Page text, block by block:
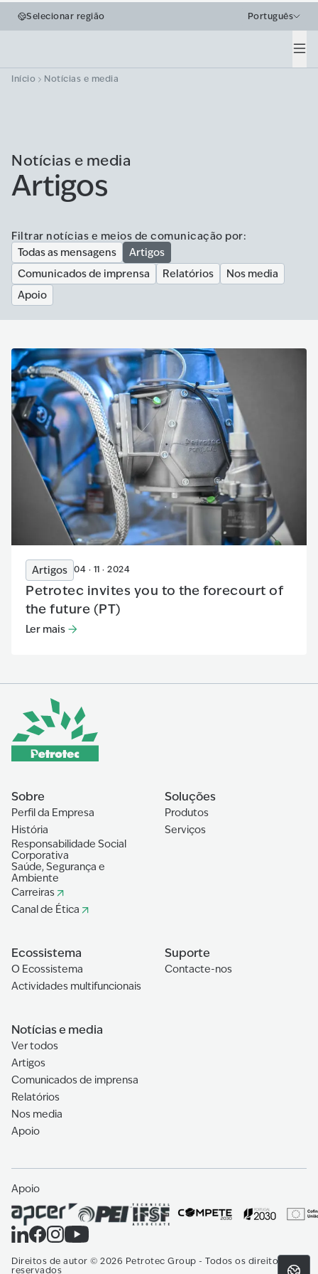
Selecionar região Português
Início Notícias e media
Notícias e media
Artigos
Filtrar notícias e meios de comunicação por:
Todas as mensagens
Artigos
Comunicados de imprensa
Relatórios
Nos media
Apoio
Artigos 04 · 11 · 2024
Petrotec invites you to the forecourt of
the future (PT)
Ler mais
Ler mais:Petrotec invites you to the forecourt of the future
Sobre
Perfil da Empresa
História
Responsabilidade Social
Corporativa
Saúde, Segurança e
Ambiente
Carreiras
Canal de Ética
Soluções
Produtos
Serviços
Ecossistema
O Ecossistema
Actividades multifuncionais
Suporte
Contacte-nos
Notícias e media
Ver todos
Artigos
Comunicados de imprensa
Relatórios
Nos media
Apoio
Apoio
Direitos de autor © 2026 Petrotec Group - Todos os direitos
reservados